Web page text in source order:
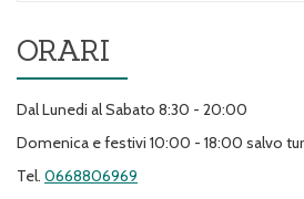
ORARI
Dal Lunedi al Sabato 8:30 - 20:00
Domenica e festivi 10:00 - 18:00 salvo
Tel. 0668806969